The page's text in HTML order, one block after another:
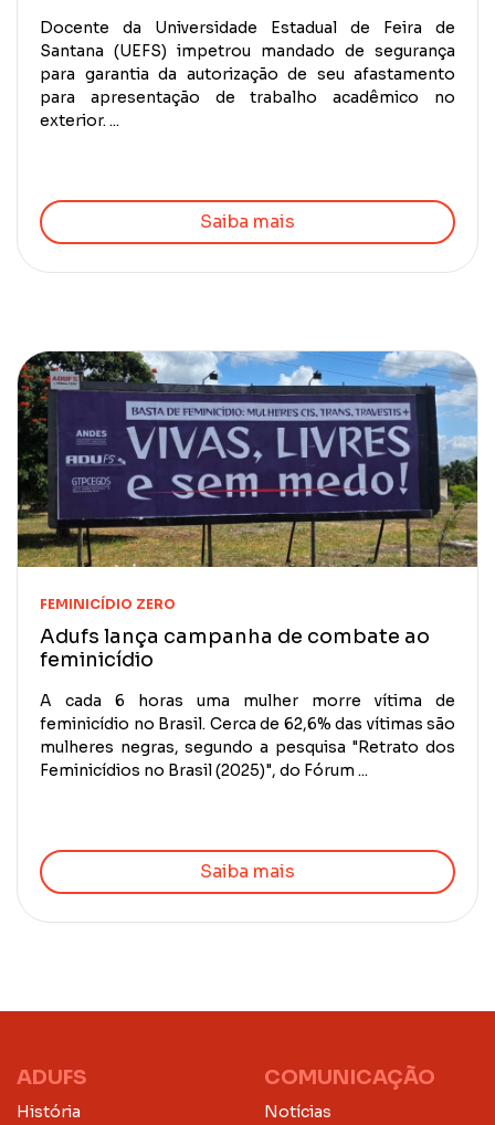
Docente da Universidade Estadual de Feira de
Santana (UEFS) impetrou mandado de segurança
para garantia da autorização de seu afastamento
para apresentação de trabalho acadêmico no
exterior. ...
Saiba mais
FEMINICÍDIO ZERO
Adufs lança campanha de combate ao
feminicídio
A cada 6 horas uma mulher morre vítima de
feminicídio no Brasil. Cerca de 62,6% das vítimas são
mulheres negras, segundo a pesquisa "Retrato dos
Feminicídios no Brasil (2025)", do Fórum ...
Saiba mais
ADUFS
História
COMUNICAÇÃO
Notícias